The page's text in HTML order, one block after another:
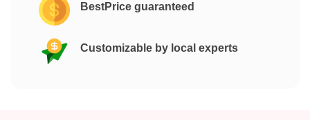
BestPrice guaranteed
Customizable by local experts